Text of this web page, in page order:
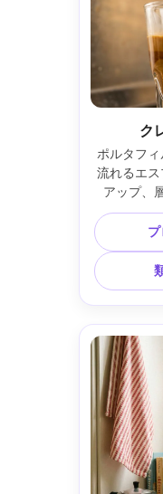
ク
ポルタフ
流れるエ
アップ、
マ、中空
ぼやける
クロルッ
100mmマ
ォトリア